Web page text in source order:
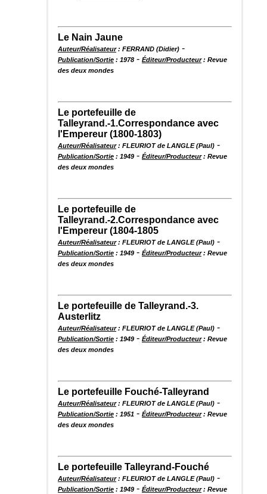
Le Nain Jaune
Auteur/Réalisateur: FERRAND (Didier) -
Publication/Sortie : 1978 - Éditeur/Producteur: Revue
des deux mondes
Le portefeuille de
Talleyrand.-1.Correspondance avec
l'Empereur (1800-1803)
Auteur/Réalisateur: FLEURIOT de LANGLE (Paul) -
Publication/Sortie : 1949 - Éditeur/Producteur: Revue
des deux mondes
Le portefeuille de
Talleyrand.-2.Correspondance avec
l'Empereur (1804-1805
Auteur/Réalisateur: FLEURIOT de LANGLE (Paul) -
Publication/Sortie : 1949 - Éditeur/Producteur: Revue
des deux mondes
Le portefeuille de Talleyrand.-3.
Austerlitz
Auteur/Réalisateur: FLEURIOT de LANGLE (Paul) -
Publication/Sortie : 1949 - Éditeur/Producteur: Revue
des deux mondes
Le portefeuille Fouché-Talleyrand
Auteur/Réalisateur: FLEURIOT de LANGLE (Paul) -
Publication/Sortie : 1951 - Éditeur/Producteur: Revue
des deux mondes
Le portefeuille Talleyrand-Fouché
Auteur/Réalisateur: FLEURIOT de LANGLE (Paul) -
Publication/Sortie : 1949 - Éditeur/Producteur: Revue